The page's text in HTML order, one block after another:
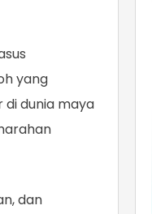
yang
dunia maya
dan